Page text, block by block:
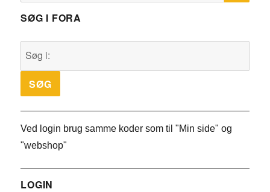
SØG I FORA
Ved login brug samme koder som til "Min side" og
"webshop"
LOGIN